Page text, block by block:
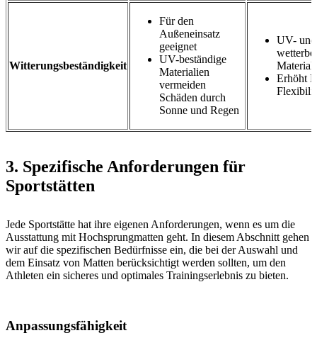
Witterungsbeständigkeit
Für den
Außeneinsatz
geeignet
UV-beständige
Materialien
vermeiden
Schäden durch
Sonne und Regen
UV- und
Erhöht
3. Spezifische Anforderungen für
Sportstätten
Jede Sportstätte hat ihre eigenen Anforderungen, wenn es um die
Ausstattung mit Hochsprungmatten geht. In diesem Abschnitt gehen
wir auf die spezifischen Bedürfnisse ein, die bei der Auswahl und
dem Einsatz von Matten berücksichtigt werden sollten, um den
Athleten ein sicheres und optimales Trainingserlebnis zu bieten.
Anpassungsfähigkeit